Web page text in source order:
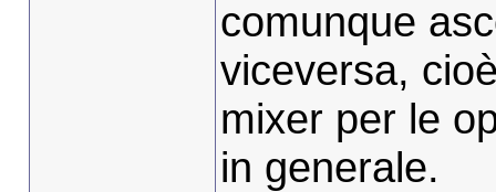
comunque
viceversa,
mixer per le
in generale.